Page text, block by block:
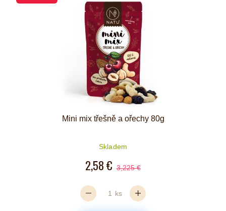
Mini mix třešně a ořechy 80g
Skladem
2,58 € 3,225 €
ks